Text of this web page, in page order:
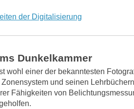
der Digitalisierung
Dunkelkammer
wohl einer der bekanntesten
Zonensystem und seinen
Fähigkeiten von